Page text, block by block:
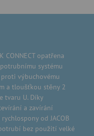
CONNECT opatřena
systému
výbuchovému
a tloušťkou stěny 2
tvaru U. Díky
a zavírání
od JACOB
bez použití velké